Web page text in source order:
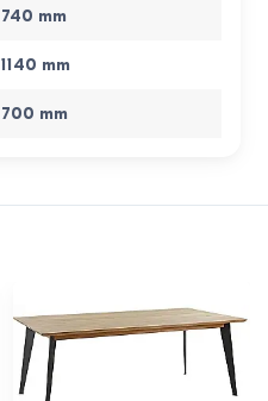
740 mm
1140 mm
700 mm